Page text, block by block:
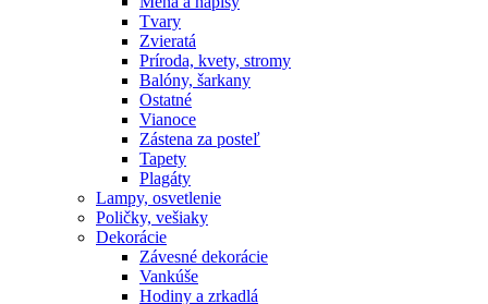
Tvary
Zvieratá
Príroda, kvety, stromy
Balóny, šarkany
Ostatné
Vianoce
Zástena za posteľ
Tapety
Plagáty
Lampy, osvetlenie
Poličky, vešiaky
Dekorácie
Závesné dekorácie
Vankúše
Hodiny a zrkadlá